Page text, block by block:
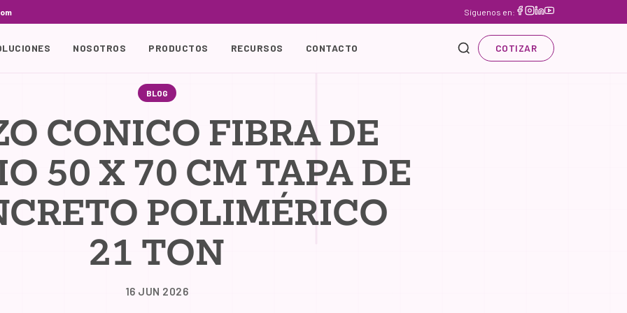
Síguenos en:
NOSOTROS PRODUCTOS RECURSOS CONTACTO COTIZAR
BLOG
CONICO FIBRA DE
50 X 70 CM TAPA DE
POLIMÉRICO
21 TON
16 JUN 2026